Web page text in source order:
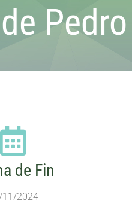
de Fin
11/2024